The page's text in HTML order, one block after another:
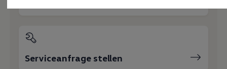
Inspektion und HU/AU
Serviceanfrage stellen